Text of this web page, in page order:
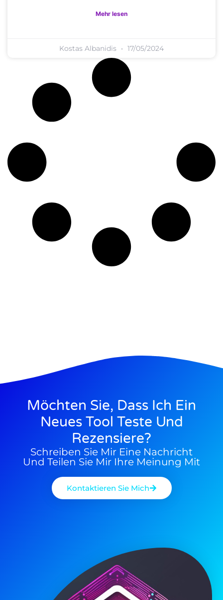
Mehr lesen
Kostas Albanidis 17/05/2024
Möchten Sie, Dass Ich Ein
Neues Tool Teste Und
Rezensiere?
Schreiben Sie Mir Eine Nachricht
Und Teilen Sie Mir Ihre Meinung Mit
Kontaktieren Sie Mich